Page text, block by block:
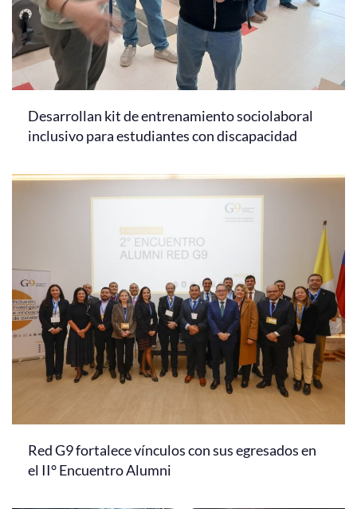
Desarrollan kit de entrenamiento sociolaboral
inclusivo para estudiantes con discapacidad
Red G9 fortalece vínculos con sus egresados en
el II° Encuentro Alumni